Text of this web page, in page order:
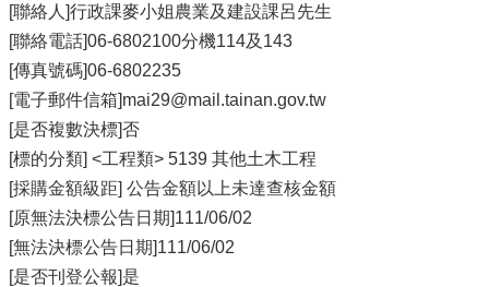
[聯絡人]行政課麥小姐農業及建設課呂先生
[聯絡電話]06-6802100分機114及143
[傳真號碼]06-6802235
[電子郵件信箱]mai29@mail.tainan.gov.tw
[是否複數決標]否
[標的分類] <工程類> 5139 其他土木工程
[採購金額級距] 公告金額以上未達查核金額
[原無法決標公告日期]111/06/02
[無法決標公告日期]111/06/02
[是否刊登公報]是